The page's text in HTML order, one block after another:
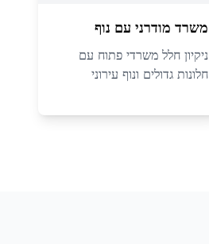
משרד מודרני עם נוף
ניקיון חלל משרדי פתוח עם
חלונות גדולים ונוף עירוני